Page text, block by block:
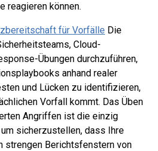
reagieren können.
für Vorfälle Die
Cloud-
Übungen durchzuführen,
anhand realer
und Lücken zu identifizieren,
Vorfall kommt. Das Üben
Angriffen ist die einzig
sicherzustellen, dass Ihre
strengen Berichtsfenstern von